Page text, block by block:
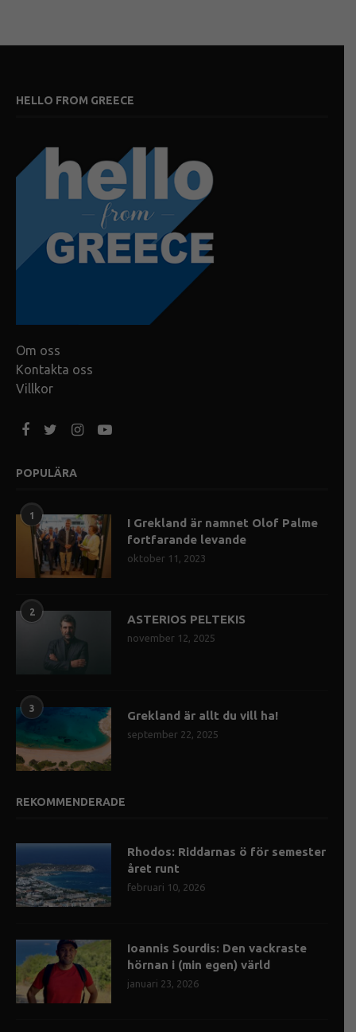
HELLO FROM GREECE
Om oss
Kontakta oss
Villkor
POPULÄRA
1
I Grekland är namnet Olof Palme
fortfarande levande
oktober 11, 2023
2
ASTERIOS PELTEKIS
november 12, 2025
3
Grekland är allt du vill ha!
september 22, 2025
REKOMMENDERADE
Rhodos: Riddarnas ö för semester
året runt
februari 10, 2026
Ioannis Sourdis: Den vackraste
hörnan i (min egen) värld
januari 23, 2026